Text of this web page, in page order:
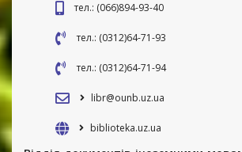
тел.: (066)894-93-40
тел.: (0312)64-71-93
тел.: (0312)64-71-94
libr@ounb.uz.ua
biblioteka.uz.ua